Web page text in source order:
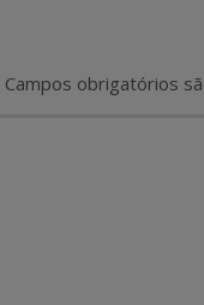
Campos obrigatórios